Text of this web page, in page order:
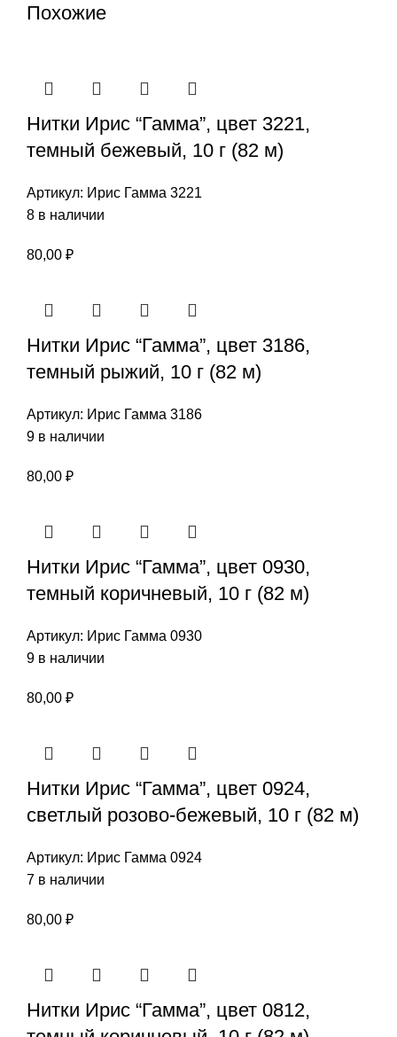
Похожие
Нитки Ирис “Гамма”, цвет 3221,
темный бежевый, 10 г (82 м)
Артикул: Ирис Гамма 3221
8 в наличии
80,00 ₽
Нитки Ирис “Гамма”, цвет 3186,
темный рыжий, 10 г (82 м)
Артикул: Ирис Гамма 3186
9 в наличии
80,00 ₽
Нитки Ирис “Гамма”, цвет 0930,
темный коричневый, 10 г (82 м)
Артикул: Ирис Гамма 0930
9 в наличии
80,00 ₽
Нитки Ирис “Гамма”, цвет 0924,
светлый розово-бежевый, 10 г (82 м)
Артикул: Ирис Гамма 0924
7 в наличии
80,00 ₽
Нитки Ирис “Гамма”, цвет 0812,